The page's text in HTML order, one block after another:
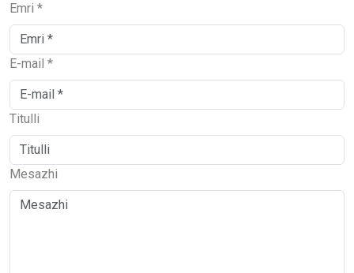
Emri *
E-mail *
Titulli
Mesazhi